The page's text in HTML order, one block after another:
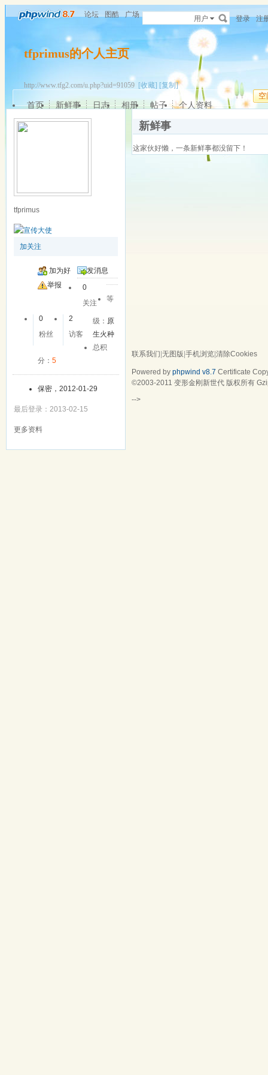
论坛 图酷 广场 用户 登录 注
tfprimus的个人主页
http://www.tfg2.com/u.php?uid=91059 [收藏] [复制]
空
首页 新鲜事 日志 相册 帖子 个人资料
tfprimus
加关注
加为好
友
发消息
举报
0
关注
0
粉丝
2
访客
等
级： 原
生火种
总积
分： 5
保密，2012-01-29
最后登录：2013-02-15
更多资料
新鲜事
这家伙好懒，一条新鲜事都没留下！
联系我们 无图版 手机浏览 清除Cookies
Powered by phpwind v8.7 Certificate
©2003-2011 变形金刚新世代 版权所有
-->